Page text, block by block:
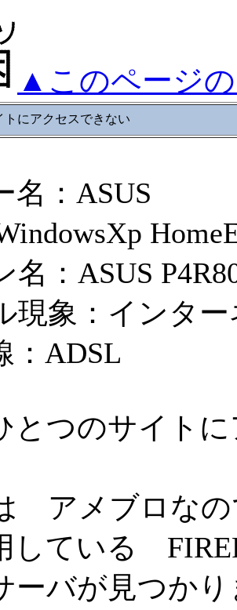
▲このページ
トにアクセスできない
名：ASUS
名：ASUS
現象：インタ
：ADSL
つのサイトに
アメブロな
している
ーバが見つか